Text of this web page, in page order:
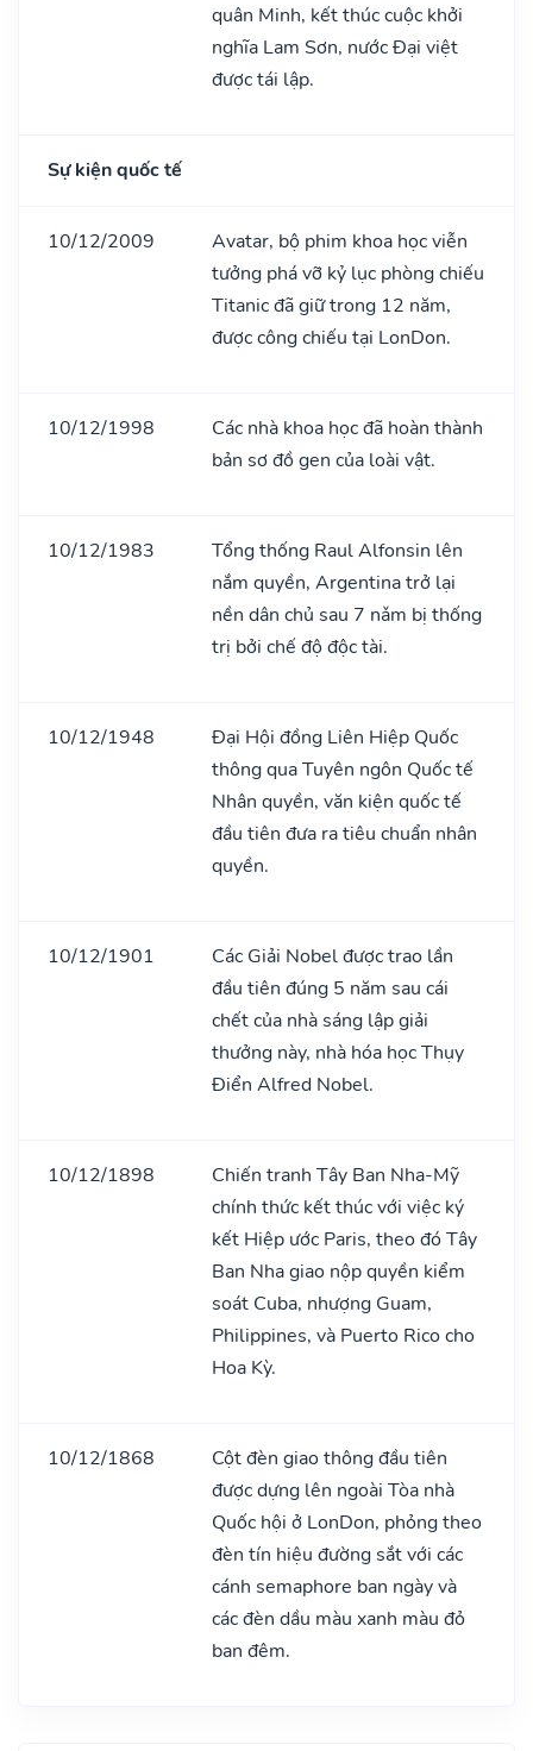
quân Minh, kết thúc cuộc khởi
nghĩa Lam Sơn, nước Đại việt
được tái lập.
Sự kiện quốc tế
10/12/2009
Avatar, bộ phim khoa học viễn
tưởng phá vỡ kỷ lục phòng chiếu
Titanic đã giữ trong 12 năm,
được công chiếu tại LonDon.
10/12/1998
Các nhà khoa học đã hoàn thành
bản sơ đồ gen của loài vật.
10/12/1983
Tổng thống Raul Alfonsin lên
nắm quyền, Argentina trở lại
nền dân chủ sau 7 nǎm bị thống
trị bởi chế độ độc tài.
10/12/1948
Đại Hội đồng Liên Hiệp Quốc
thông qua Tuyên ngôn Quốc tế
Nhân quyền, văn kiện quốc tế
đầu tiên đưa ra tiêu chuẩn nhân
quyền.
10/12/1901
Các Giải Nobel được trao lần
đầu tiên đúng 5 năm sau cái
chết của nhà sáng lập giải
thưởng này, nhà hóa học Thụy
Điển Alfred Nobel.
10/12/1898
Chiến tranh Tây Ban Nha-Mỹ
chính thức kết thúc với việc ký
kết Hiệp ước Paris, theo đó Tây
Ban Nha giao nộp quyền kiểm
soát Cuba, nhượng Guam,
Philippines, và Puerto Rico cho
Hoa Kỳ.
10/12/1868
Cột đèn giao thông đầu tiên
được dựng lên ngoài Tòa nhà
Quốc hội ở LonDon, phỏng theo
đèn tín hiệu đường sắt với các
cánh semaphore ban ngày và
các đèn dầu màu xanh màu đỏ
ban đêm.